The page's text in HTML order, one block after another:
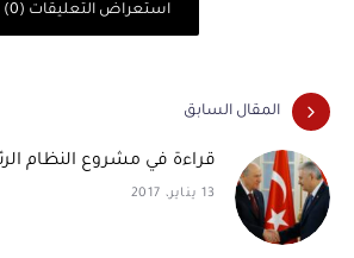
استعراض التعليقات (0)
المقال السابق
قراءة في مشروع النظام
13 يناير، 2017